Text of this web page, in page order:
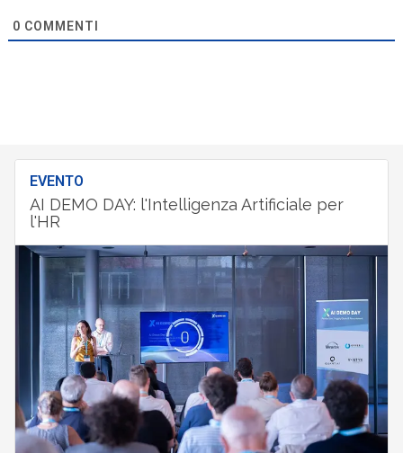
0 COMMENTI
EVENTO
AI DEMO DAY: l'Intelligenza Artificiale per
l'HR